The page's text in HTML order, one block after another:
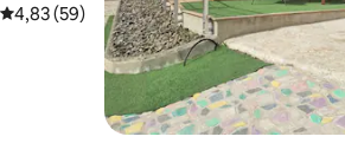
Bewertungen
Durchschnittliche Bewertung: 4,83 von 5,
4,83 (59)